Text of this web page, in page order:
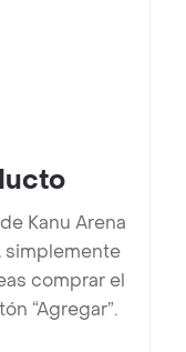
Kanu Arena
simplemente
comprar el
“Agregar”.